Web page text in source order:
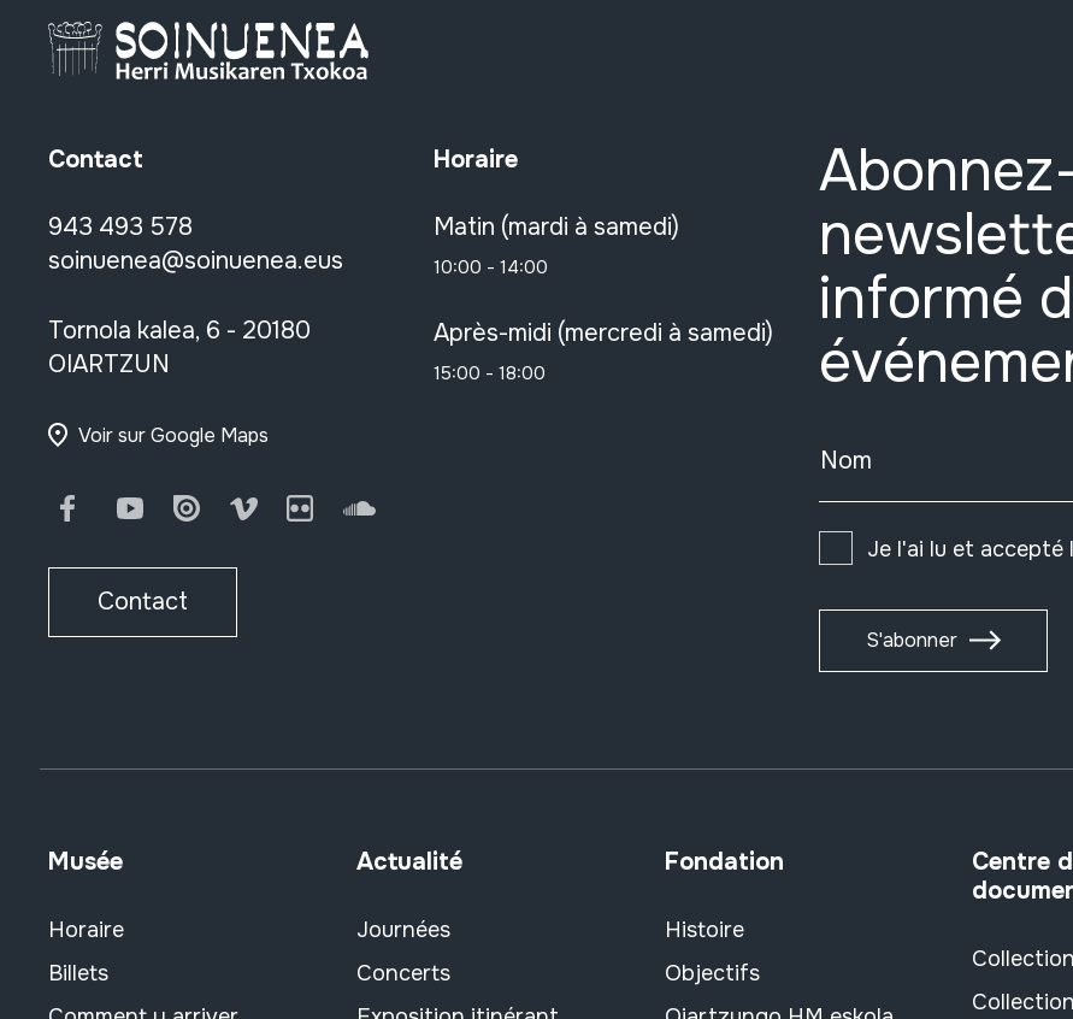
Contact
943 493 578
soinuenea@soinuenea.eus
Tornola kalea, 6 - 20180
OIARTZUN
Voir sur Google Maps
FacebookYoutubeIssuu Vimeo FlickrSoundCloud
Contact
Horaire
Matin (mardi à samedi)
10:00 - 14:00
Après-midi (mercredi à samedi)
15:00 - 18:00
informé
Nom
Je l'ai lu et accepté
S'abonner
Musée
Horaire
Billets
Actualité
Journées
Concerts
Fondation
Histoire
Objectifs
Centre